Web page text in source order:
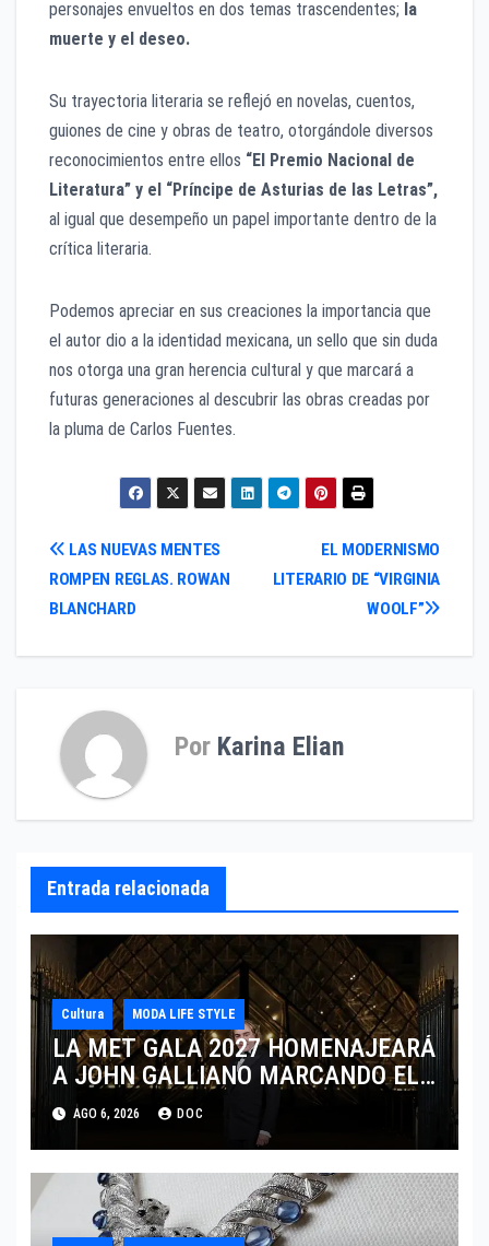
personajes envueltos en dos temas trascendentes; la
muerte y el deseo.
Su trayectoria literaria se reflejó en novelas, cuentos,
guiones de cine y obras de teatro, otorgándole diversos
reconocimientos entre ellos “El Premio Nacional de
Literatura” y el “Príncipe de Asturias de las Letras”,
al igual que desempeño un papel importante dentro de la
crítica literaria.
Podemos apreciar en sus creaciones la importancia que
el autor dio a la identidad mexicana, un sello que sin duda
nos otorga una gran herencia cultural y que marcará a
futuras generaciones al descubrir las obras creadas por
la pluma de Carlos Fuentes.
Navegación
de
entradas
EL MODERNISMO
LITERARIO DE “VIRGINIA
WOOLF”
LAS NUEVAS MENTES
ROMPEN REGLAS. ROWAN
BLANCHARD
Por Karina Elian
Entrada relacionada
Cultura MODA LIFE STYLE
LA MET GALA 2027 HOMENAJEARÁ
A JOHN GALLIANO MARCANDO EL
REGRESO DEL REY DEL
DRAMATISMO
AGO 6, 2026 DOC